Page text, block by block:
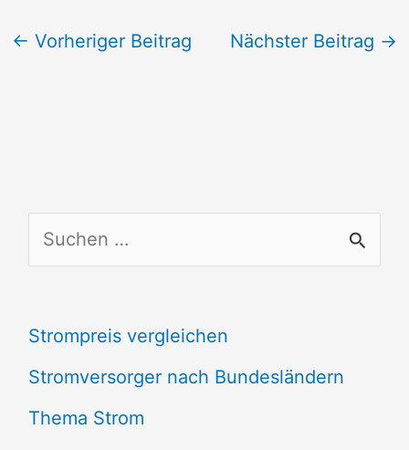
← Vorheriger Beitrag Nächster Beitrag →
u
h
e
n
Strompreis vergleichen
Stromversorger nach Bundesländern
Thema Strom